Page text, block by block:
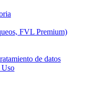
FVL Premium)
de datos
Uso